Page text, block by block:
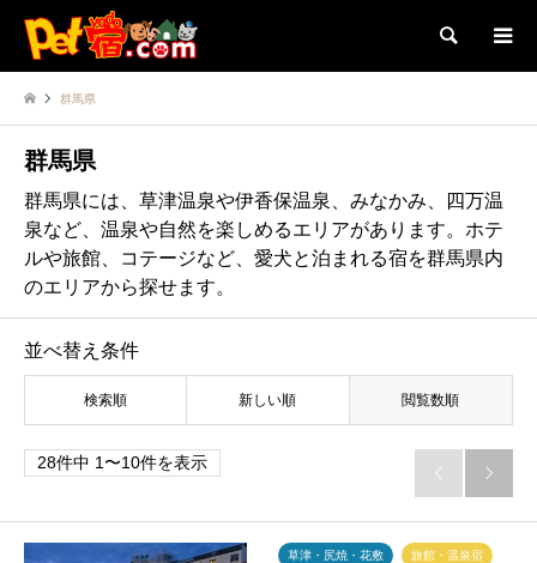
検索
群馬県
群馬県
群馬県には、草津温泉や伊香保温泉、みなかみ、四万温
泉など、温泉や自然を楽しめるエリアがあります。ホテ
ルや旅館、コテージなど、愛犬と泊まれる宿を群馬県内
のエリアから探せます。
並べ替え条件
検索順 新しい順 閲覧数順
28件中 1〜10件を表示
 
草津・尻焼・花敷 旅館・温泉宿